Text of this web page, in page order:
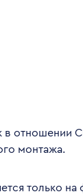
в отношении
монтажа.
только на